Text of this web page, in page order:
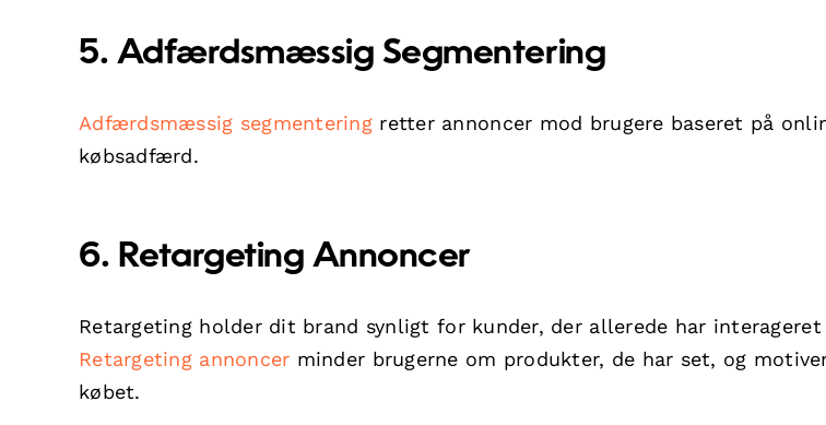
5. Adfærdsmæssig Segmentering
Adfærdsmæssig segmentering retter annoncer mod brugere baseret på
købsadfærd.
6. Retargeting Annoncer
Retargeting holder dit brand synligt for kunder, der allerede har
Retargeting annoncer minder brugerne om produkter, de har set, og
købet.